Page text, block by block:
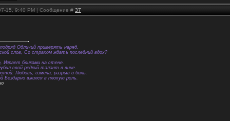
15, 9:40 PM | Сообщение # 37
Обличий примерять наряд,
слов, Со страхом ждать последний вдох?
Играет бликами на стене.
свой редкий талант в вине.
Любовь, измена, разрыв и боль.
Бездарно вжился в плохую роль.